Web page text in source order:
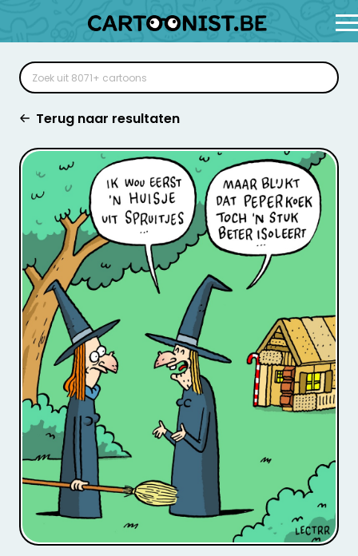
Terug naar resultaten